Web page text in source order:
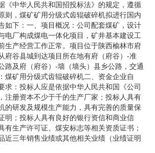
《中华人民共和国招投标法》的规定，遵循
则，煤矿矿用分级式齿辊破碎机拟进行国内
如下：一、项目概况：公司配套煤矿，设计
电厂构成煤电一体化项目，矿井基本建设工
生产经营工作正常。项目位于陕西榆林市府
府谷县城到达项目所在地有府（府谷）-准
路及府（府谷）-墙（墙头）县乡公路，交通
煤矿用分级式齿辊破碎机二、资金企业自
求：投标人应是依据中华人民共和国《公司
注册资本不少于千的生产厂家；投标人具有
的研发及规模生产能力，具有完善的质量保
明；投标人具有良好的银行资信和商业信
有生产许可证、煤安标志等相关资质证书；
近三年销售业绩或其他相关业绩（业绩证明